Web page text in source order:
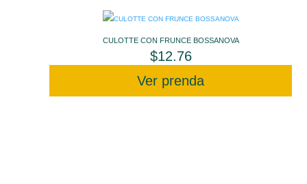
CULOTTE CON FRUNCE BOSSANOVA
$12.76
Ver prenda